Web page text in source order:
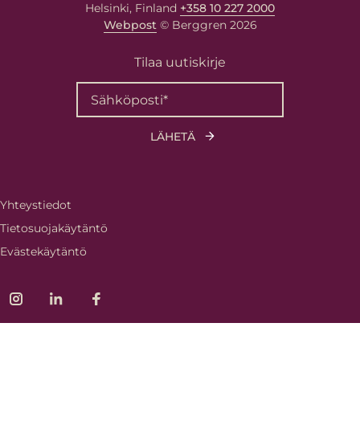
Helsinki, Finland +358 10 227 2000
Webpost© Berggren 2026
Tilaa uutiskirje
Yhteystiedot
Tietosuojakäytäntö
Evästekäytäntö